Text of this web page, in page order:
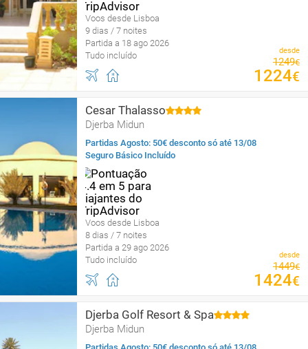
Voos desde Lisboa
9 dias / 7 noites
Partida a 18 ago 2026
Tudo incluído
desde
1249€
1224€
Cesar Thalasso
Djerba Midun
Partidas Agosto: 50€ desconto só até 13/08
Seguro Básico Incluído
Voos desde Lisboa
8 dias / 7 noites
Partida a 29 ago 2026
Tudo incluído
desde
1449€
1424€
Djerba Golf Resort & Spa
Djerba Midun